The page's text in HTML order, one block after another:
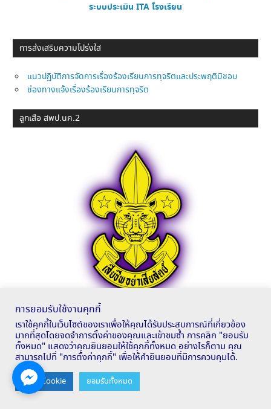
ระบบประเมิน ITA โรงเรียน
การส่งเสริมความโปร่งใส
แนวปฏิบัติการจัดการเรื่องร้องเรียนการทุจริตและประพฤติมิชอบ
ช่องทางแจ้งเรื่องร้องเรียนการทุจริต
ลูกเสือ สพป.นค.2
สำนักงานลูกเสือเขตพื้นที่การศึกษาหนองคาย เขต 2
E – LEARNING OIC.GO.TH
การยอมรับใช้งานคุกกี้
เราใช้คุกกี้ในเว็บไซต์ของเราเพื่อให้คุณได้รับประสบการณ์ที่เกี่ยวข้อง
มากที่สุดโดยจดจำการตั้งค่าของคุณและเข้าชมซ้ำ การคลิก "ยอมรับ
ทั้งหมด" แสดงว่าคุณยินยอมให้ใช้คุกกี้ทั้งหมด อย่างไรก็ตาม คุณ
สามารถไปที่ "การตั้งค่าคุกกี้" เพื่อให้คำยินยอมที่มีการควบคุมได้.
ตั้งค่า Cookie ยอมรับทั้งหมด